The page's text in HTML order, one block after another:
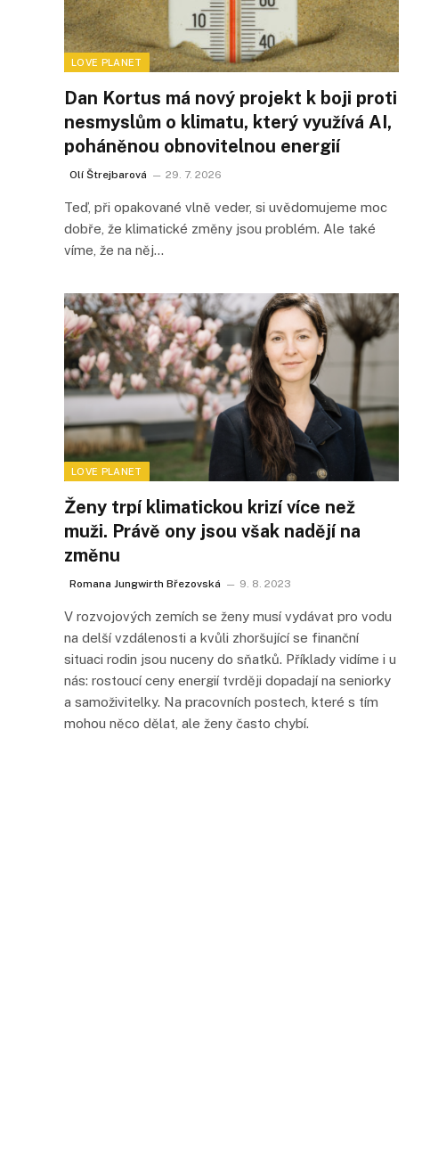
LOVE PLANET
Dan Kortus má nový projekt k boji proti
nesmyslům o klimatu, který využívá AI,
poháněnou obnovitelnou energií
Olí Štrejbarová 29. 7. 2026
Teď, při opakované vlně veder, si uvědomujeme moc
dobře, že klimatické změny jsou problém. Ale také
víme, že na něj…
LOVE PLANET
Ženy trpí klimatickou krizí více než
muži. Právě ony jsou však nadějí na
změnu
Romana Jungwirth Březovská 9. 8. 2023
V rozvojových zemích se ženy musí vydávat pro vodu
na delší vzdálenosti a kvůli zhoršující se finanční
situaci rodin jsou nuceny do sňatků. Příklady vidíme i u
nás: rostoucí ceny energií tvrději dopadají na seniorky
a samoživitelky. Na pracovních postech, které s tím
mohou něco dělat, ale ženy často chybí.